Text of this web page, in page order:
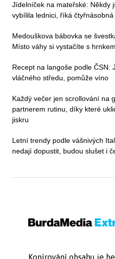
Jídelníček na mateřské: Někdy
vybílila lednici, říká
Medouškova bábovka se
Místo váhy si vystačíte s hrnkem
Recept na langoše podle ČSN:
vláčného středu, pomůže víno
Každý večer jen scrollování na
partnerem rutinu, díky které
jiskru
Letní trendy podle vášnivých
nedají dopustit, budou slušet i
Kopírování obsahu je